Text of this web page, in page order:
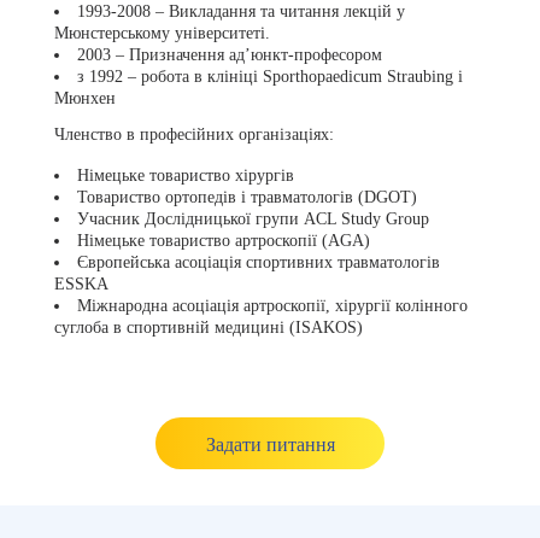
1993-2008 – Викладання та читання лекцій у
Мюнстерському університеті.
2003 – Призначення ад’юнкт-професором
з 1992 – робота в клініці Sporthopaedicum Straubing і
Мюнхен
Членство в професійних організаціях:
Німецьке товариство хірургів
Товариство ортопедів і травматологів (DGOT)
Учасник Дослідницької групи ACL Study Group
Німецьке товариство артроскопії (AGA)
Європейська асоціація спортивних травматологів
ESSKA
Міжнародна асоціація артроскопії, хірургії колінного
суглоба в спортивній медицині (ISAKOS)
Задати питання